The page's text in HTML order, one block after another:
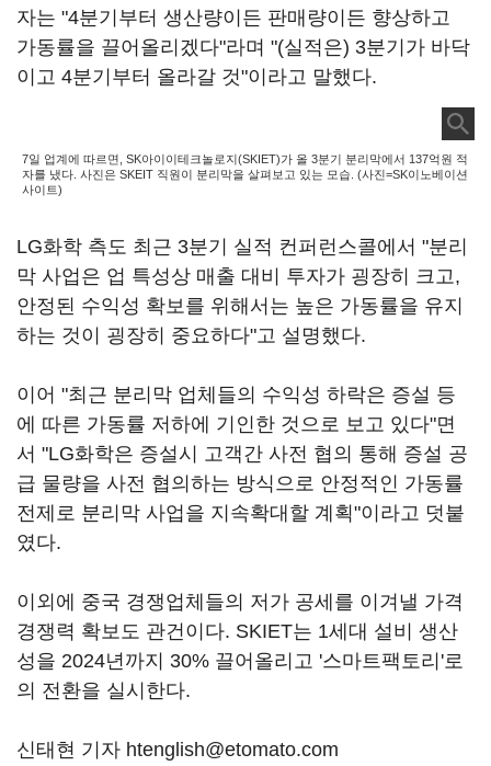
자는 "4분기부터 생산량이든 판매량이든 향상하고
가동률을 끌어올리겠다"라며 "(실적은) 3분기가 바닥
이고 4분기부터 올라갈 것"이라고 말했다.
7일 업계에 따르면, SK아이이테크놀로지(SKIET)가 올 3분기 분리막에서 137억원 적
자를 냈다. 사진은 SKEIT 직원이 분리막을 살펴보고 있는 모습. (사진=SK이노베이션
사이트)
LG화학 측도 최근 3분기 실적 컨퍼런스콜에서 "분리
막 사업은 업 특성상 매출 대비 투자가 굉장히 크고,
안정된 수익성 확보를 위해서는 높은 가동률을 유지
하는 것이 굉장히 중요하다"고 설명했다.
이어 "최근 분리막 업체들의 수익성 하락은 증설 등
에 따른 가동률 저하에 기인한 것으로 보고 있다"면
서 "LG화학은 증설시 고객간 사전 협의 통해 증설 공
급 물량을 사전 협의하는 방식으로 안정적인 가동률
전제로 분리막 사업을 지속확대할 계획"이라고 덧붙
였다.
이외에 중국 경쟁업체들의 저가 공세를 이겨낼 가격
경쟁력 확보도 관건이다. SKIET는 1세대 설비 생산
성을 2024년까지 30% 끌어올리고 '스마트팩토리'로
의 전환을 실시한다.
신태현 기자 htenglish@etomato.com